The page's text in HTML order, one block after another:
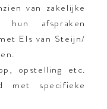
van zakelijke
afspraken
Els van Steijn/
opstelling etc.
met specifieke